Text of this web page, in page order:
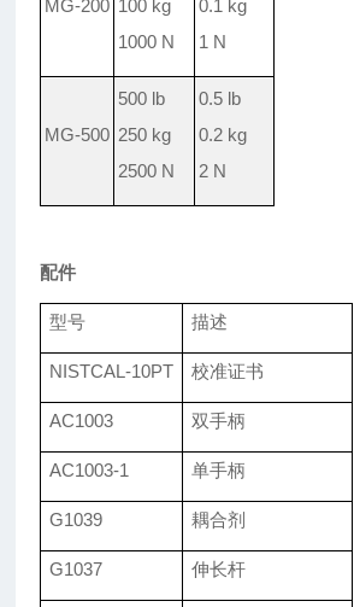
MG-200 100 kg
1000 N
0.1 kg
1 N
MG-500
500 lb
250 kg
2500 N
0.5 lb
0.2 kg
2 N
配件
型号 描述
NISTCAL-10PT 校准证书
AC1003 双手柄
AC1003-1 单手柄
G1039 耦合剂
G1037 伸长杆